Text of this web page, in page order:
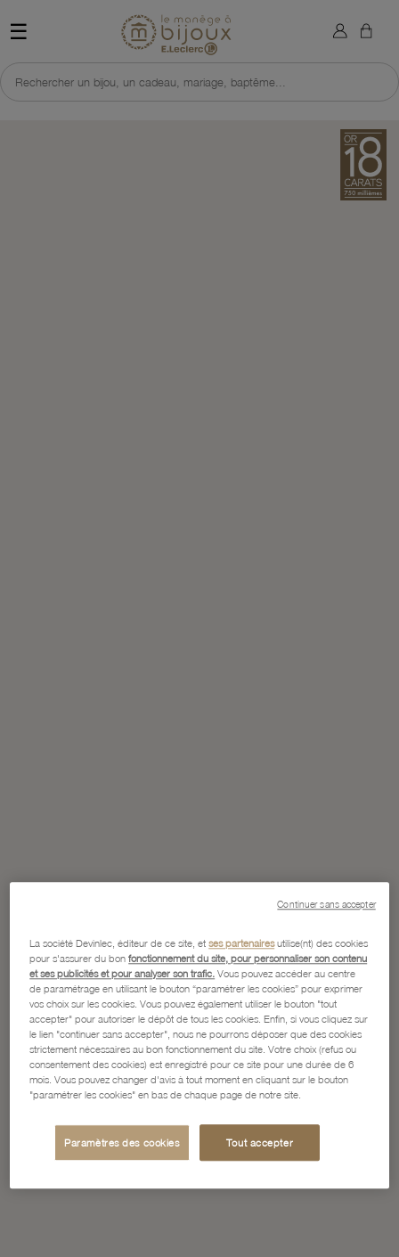
☰ Retour à l'accueil du site
Rechercher un bijou, un cadeau, mariage, baptême...
×
La société Devinlec, éditeur de ce site, etses partenairesutilise(nt) des cookies
pour s'assurer du bonfonctionnement du site, pour personnaliser son contenu
et ses publicités et pour analyser son trafic. Vous pouvez accéder au centre
de paramétrage en utilisant le bouton “paramétrer les cookies” pour exprimer
vos choix sur les cookies. Vous pouvez également utiliser le bouton "tout
accepter" pour autoriser le dépôt de tous les cookies. Enfin, si vous cliquez sur
le lien "continuer sans accepter", nous ne pourrons déposer que des cookies
strictement nécessaires au bon fonctionnement du site. Votre choix (refus ou
consentement des cookies) est enregistré pour ce site pour une durée de 6
mois. Vous pouvez changer d'avis à tout moment en cliquant sur le bouton
"paramétrer les cookies" en bas de chaque page de notre site.
Paramètres des cookies Tout accepter
Continuer sans accepter